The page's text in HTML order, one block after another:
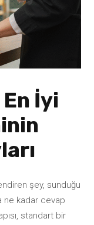
İyi
şey, sunduğu
ne kadar cevap
standart bir